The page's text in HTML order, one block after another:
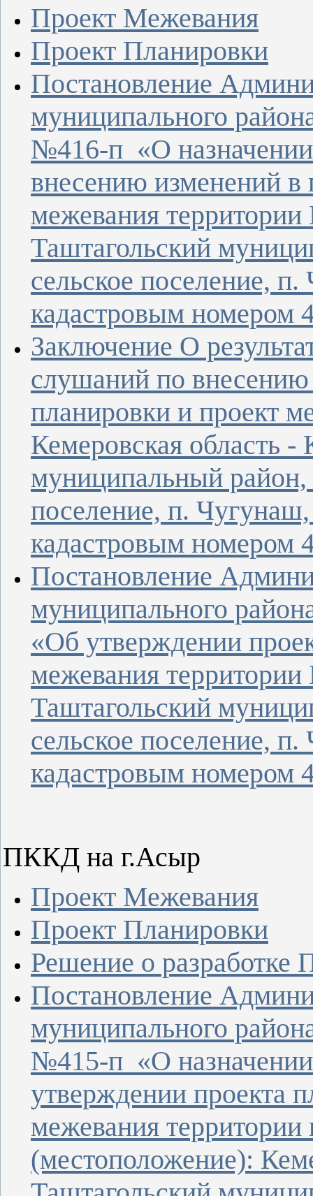
Проект Межевания
Проект Планировки
Постановление
муниципального
№416-п «О
внесению изменений в
межевания территории
Таштагольский
сельское поселение,
кадастровым номером
Заключение О
слушаний по внесению
планировки и проект
Кемеровская область -
муниципальный район,
поселение, п.
кадастровым номером
Постановление
муниципального
«Об утверждении
межевания территории
Таштагольский
сельское поселение,
кадастровым номером
ПККД на г.Асыр
Проект Межевания
Проект Планировки
Решение о
Постановление
муниципального
№415-п «О
утверждении проекта
межевания территории
(местоположение):